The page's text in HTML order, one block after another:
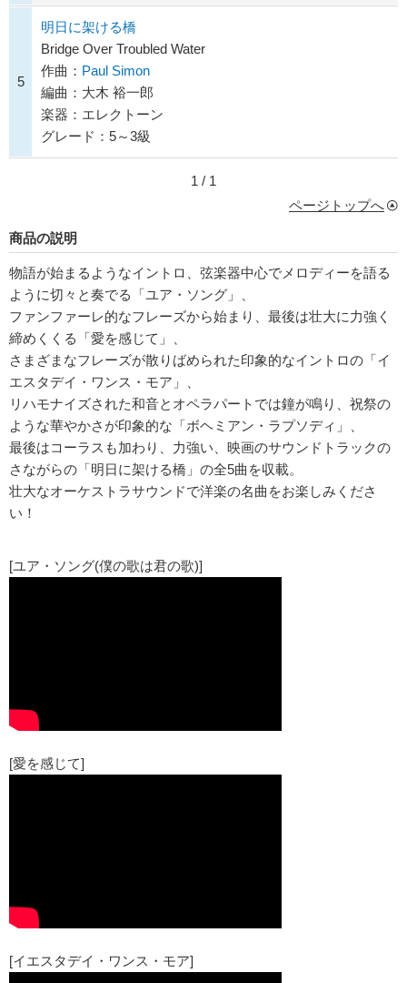
5
明日に架ける橋
Bridge Over Troubled Water
作曲： Paul Simon
編曲：大木 裕一郎
楽器：エレクトーン
グレード：5～3級
1 / 1
ページトップへ
商品の説明
物語が始まるようなイントロ、弦楽器中心でメロディーを語る
ように切々と奏でる「ユア・ソング」、
ファンファーレ的なフレーズから始まり、最後は壮大に力強く
締めくくる「愛を感じて」、
さまざまなフレーズが散りばめられた印象的なイントロの「イ
エスタデイ・ワンス・モア」、
リハモナイズされた和音とオペラパートでは鐘が鳴り、祝祭の
ような華やかさが印象的な「ボヘミアン・ラプソディ」、
最後はコーラスも加わり、力強い、映画のサウンドトラックの
さながらの「明日に架ける橋」の全5曲を収載。
壮大なオーケストラサウンドで洋楽の名曲をお楽しみくださ
い！
[ユア・ソング(僕の歌は君の歌)]
[愛を感じて]
[イエスタデイ・ワンス・モア]